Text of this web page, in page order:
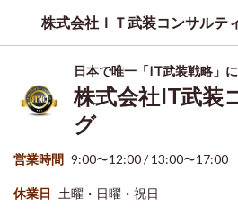
株式会社ＩＴ武装コンサルテ
日本で唯一「IT武装戦略」
株式会社IT武装
グ
営業時間 9:00〜12:00 / 13:00〜17:00
休業日 土曜・日曜・祝日